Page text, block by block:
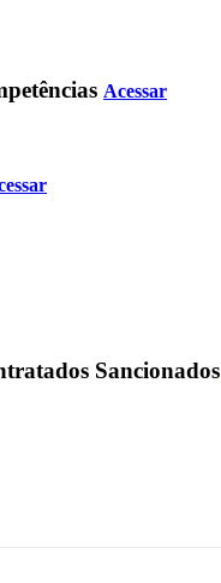
Acessar
Sancionados